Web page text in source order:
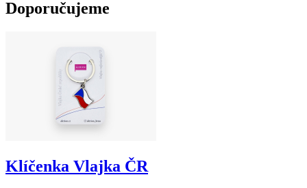
Doporučujeme
Klíčenka Vlajka ČR